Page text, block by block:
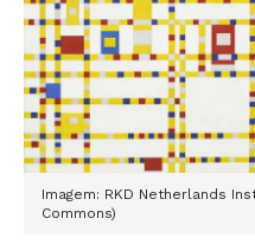
Imagem: RKD Netherlands
Commons)